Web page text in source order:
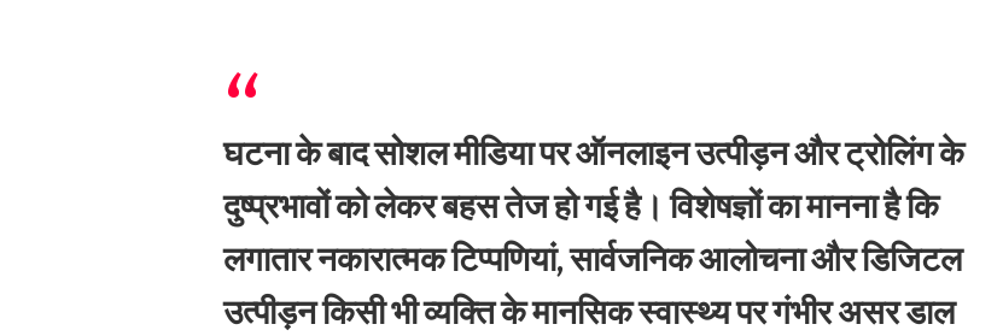
घटना के बाद सोशल मीडिया पर ऑनलाइन उत्पीड़न और ट्रोलिंग के
दुष्प्रभावों को लेकर बहस तेज हो गई है। विशेषज्ञों का मानना है कि
लगातार नकारात्मक टिप्पणियां, सार्वजनिक आलोचना और डिजिटल
उत्पीड़न किसी भी व्यक्ति के मानसिक स्वास्थ्य पर गंभीर असर डाल